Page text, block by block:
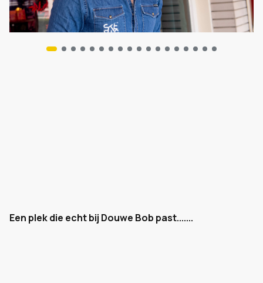
Een plek die echt bij Douwe Bob past.......